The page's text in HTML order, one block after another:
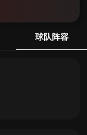
球队阵容